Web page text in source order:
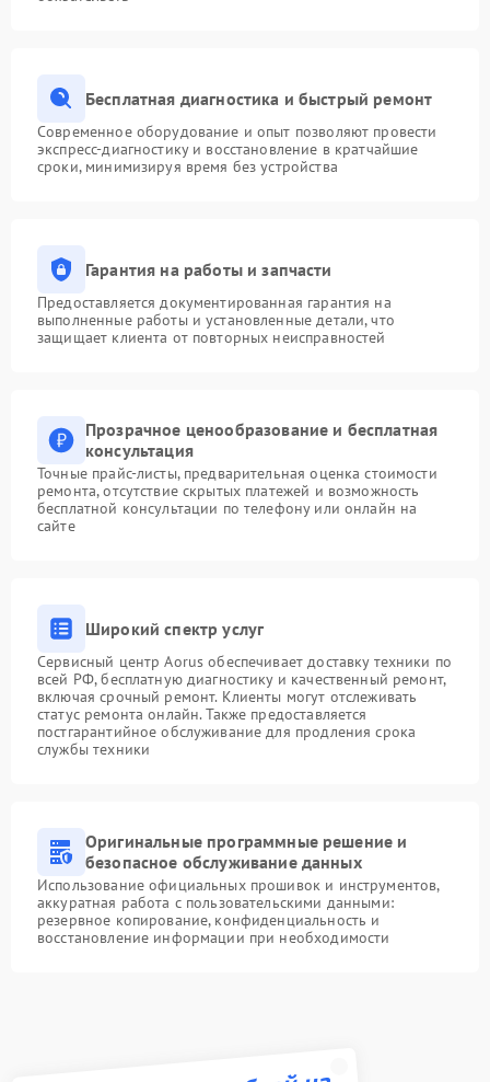
Бесплатная диагностика и быстрый ремонт
Современное оборудование и опыт позволяют провести
экспресс-диагностику и восстановление в кратчайшие
сроки, минимизируя время без устройства
Гарантия на работы и запчасти
Предоставляется документированная гарантия на
выполненные работы и установленные детали, что
защищает клиента от повторных неисправностей
Прозрачное ценообразование и бесплатная
консультация
Точные прайс-листы, предварительная оценка стоимости
ремонта, отсутствие скрытых платежей и возможность
бесплатной консультации по телефону или онлайн на
сайте
Широкий спектр услуг
Сервисный центр Aorus обеспечивает доставку техники по
всей РФ, бесплатную диагностику и качественный ремонт,
включая срочный ремонт. Клиенты могут отслеживать
статус ремонта онлайн. Также предоставляется
постгарантийное обслуживание для продления срока
службы техники
Оригинальные программные решение и
безопасное обслуживание данных
Использование официальных прошивок и инструментов,
аккуратная работа с пользовательскими данными:
резервное копирование, конфиденциальность и
восстановление информации при необходимости